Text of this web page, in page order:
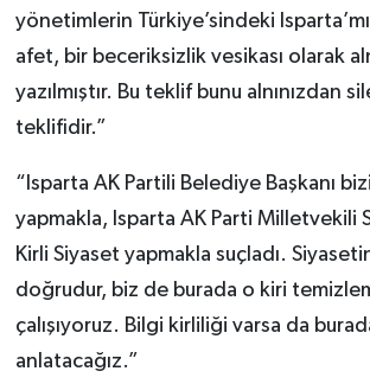
yönetimlerin Türkiye’sindeki
afet, bir beceriksizlik vesikası olarak
yazılmıştır. Bu teklif bunu alnınızdan
teklifidir.”
“Isparta AK Partili Belediye Başkanı
yapmakla, Isparta AK Parti Milletvekili
Kirli Siyaset yapmakla suçladı.
doğrudur, biz de burada o kiri
çalışıyoruz. Bilgi kirliliği varsa da
anlatacağız.”